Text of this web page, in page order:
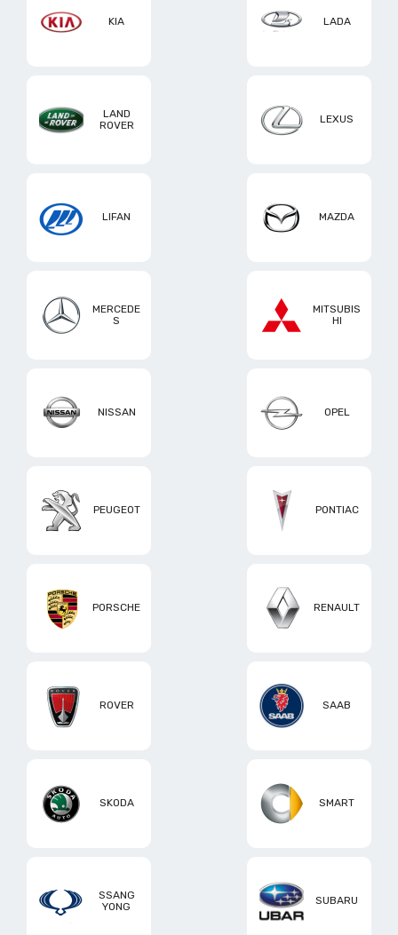
KIA LADA
LAND
ROVER
LEXUS
LIFAN MAZDA
MERCEDE
S
MITSUBIS
HI
NISSAN OPEL
PEUGEOT PONTIAC
PORSCHE RENAULT
ROVER SAAB
SKODA SMART
SSANG
YONG
SUBARU